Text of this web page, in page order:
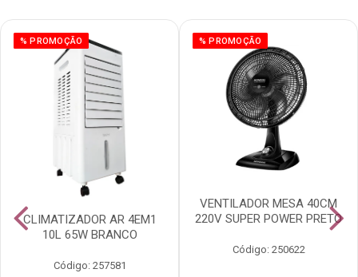
% PROMOÇÃO
CLIMATIZADOR AR 4EM1
10L 65W BRANCO
Código: 257581
% PROMOÇÃO
VENTILADOR MESA 40CM
220V SUPER POWER PRETO
Código: 250622